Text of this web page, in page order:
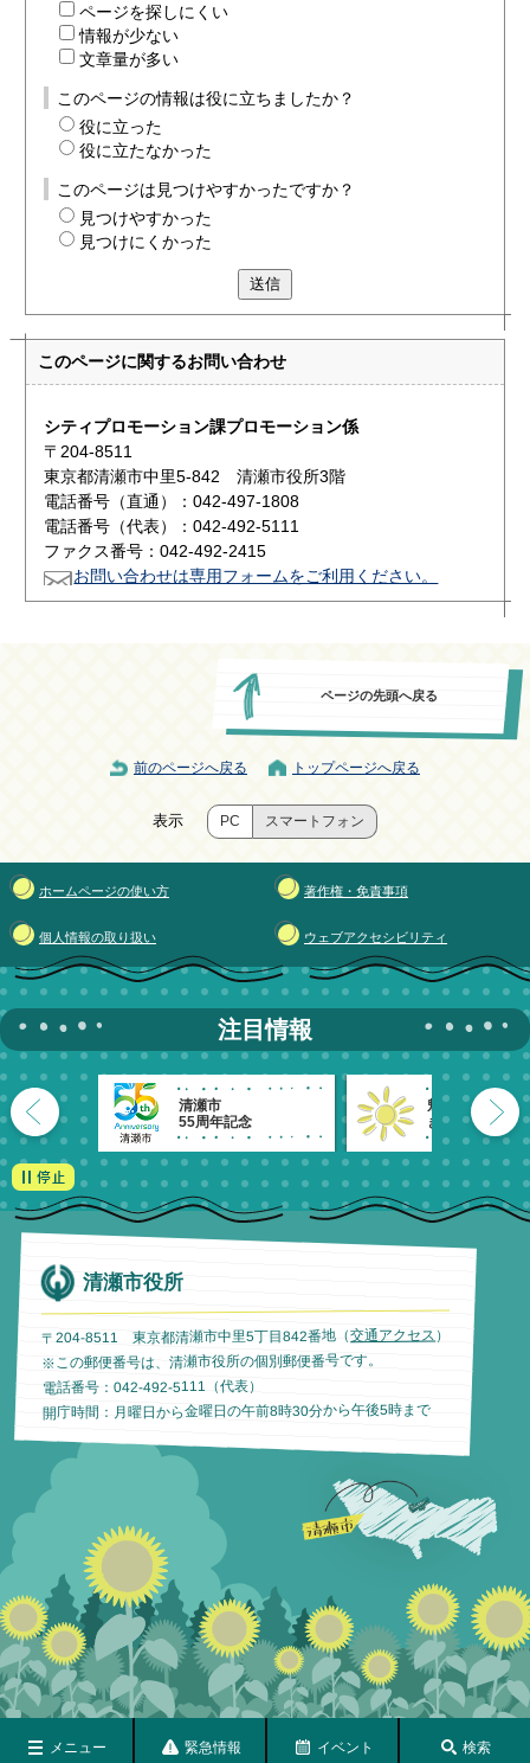
ページを探しにくい
情報が少ない
文章量が多い
このページの情報は役に立ちましたか？
役に立った
役に立たなかった
このページは見つけやすかったですか？
見つけやすかった
見つけにくかった
送信
このページに関するお問い合わせ
シティプロモーション課プロモーション係
〒204-8511
東京都清瀬市中里5-842 清瀬市役所3階
電話番号（直通）：042-497-1808
電話番号（代表）：042-492-5111
ファクス番号：042-492-2415
お問い合わせは専用フォームをご利用ください。
メニュー 緊急情報 イベント 検索
ページの先頭へ戻る
前のページへ戻る トップページへ戻る
表示 PC スマートフォン
ホームページの使い方 著作権・免責事項
個人情報の取り扱い ウェブアクセシビリティ
注目情報
清瀬市
55周年記念
魅力発信！
きよせのーと。
清瀬市役所
〒204-8511 東京都清瀬市中里5丁目842番地（交通アクセス ）
※この郵便番号は、清瀬市役所の個別郵便番号です。
電話番号：042-492-5111（代表）
開庁時間：月曜日から金曜日の午前8時30分から午後5時まで